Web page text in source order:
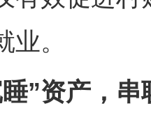
。
资产，串